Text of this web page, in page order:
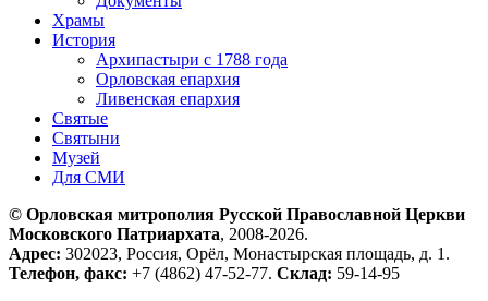
Храмы
История
Архипастыри с 1788 года
Орловская епархия
Ливенская епархия
Святые
Святыни
Музей
Для СМИ
© Орловская митрополия Русской Православной Церкви
Московского Патриархата, 2008-2026.
Адрес: 302023, Россия, Орёл, Монастырская площадь, д. 1.
Телефон, факс: +7 (4862) 47-52-77. Склад: 59-14-95